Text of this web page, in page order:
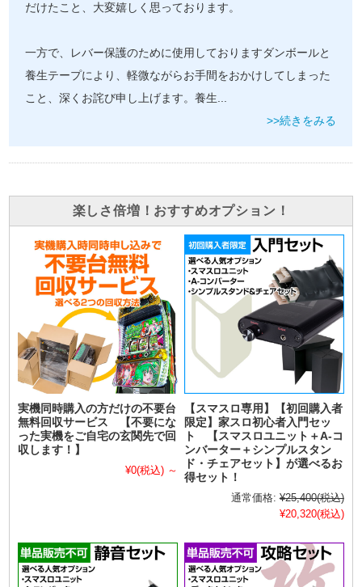
だけたこと、大変嬉しく思っております。
一方で、レバー保護のために使用しておりますダンボールと
養生テープにより、軽微ながらお手間をおかけしてしまった
こと、深くお詫び申し上げます。養生
>>続きをみる
楽しさ倍増！おすすめオプション！
実機同時購入の方だけの不要台
無料回収サービス 【不要にな
った実機をご自宅の玄関先で回
収します！】
¥0(税込) ～
【スマスロ専用】【初回購入者
限定】家スロ初心者入門セッ
ト 【スマスロユニット＋A-コ
ンバーター＋シンプルスタン
ド・チェアセット】が選べるお
得セット！
通常価格: ¥25,400(税込)
¥20,320(税込)